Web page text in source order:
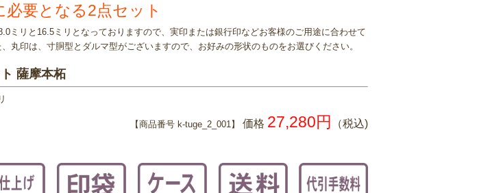
必要となる2点セット
ミリと16.5ミリとなっておりますので、実印または銀行印などお客様のご用途に合わせて
丸印は、寸胴型とダルマ型がございますので、お好みの形状のものをお選びください。
薩摩本柘
【商品番号 k-tuge_2_001】 価格 27,280円 （税込)